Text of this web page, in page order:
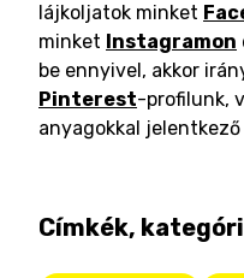
lájkoljatok minket
minket Instagramon
be ennyivel, akkor
Pinterest-profilunk,
anyagokkal jelentkező
Címkék,